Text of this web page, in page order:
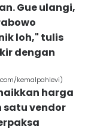
Gue ulangi,
loh," tulis
dengan
kemalpahlevi)
harga
satu vendor